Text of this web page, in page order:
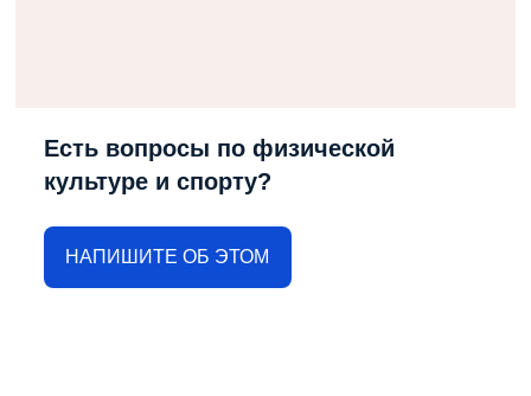
Есть вопросы по физической
культуре и спорту?
НАПИШИТЕ ОБ ЭТОМ